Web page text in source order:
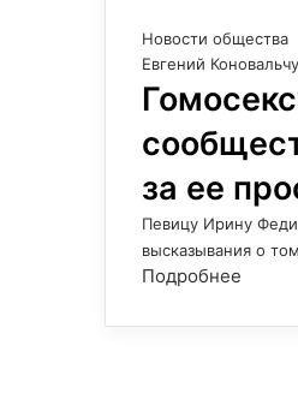
Новости общества
Евгений
за ее
Певицу Ирину
высказывания о
Подробнее